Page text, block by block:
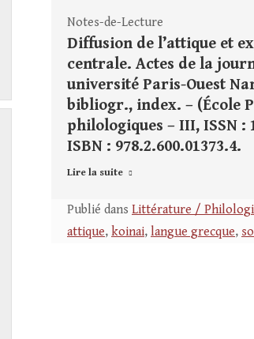
Notes-de-Lecture
Diffusion de l’attique et
centrale. Actes de la
université Paris-Ouest
bibliogr., index. – (École
philologiques – III, ISSN :
ISBN : 978.2.600.01373.4.
Lire la suite
Publié dans Littérature /
attique, koinai, langue grecque,